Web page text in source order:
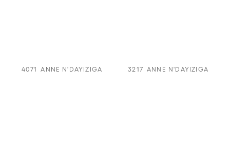
4071 ANNE N'DAYIZIGA 3217 ANNE N'DAYIZIGA